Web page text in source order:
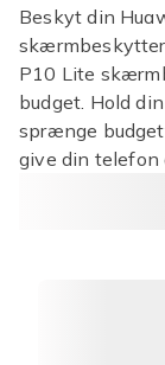
Beskyt din
P10 Lite
budget. Hold
sprænge
give din telefon